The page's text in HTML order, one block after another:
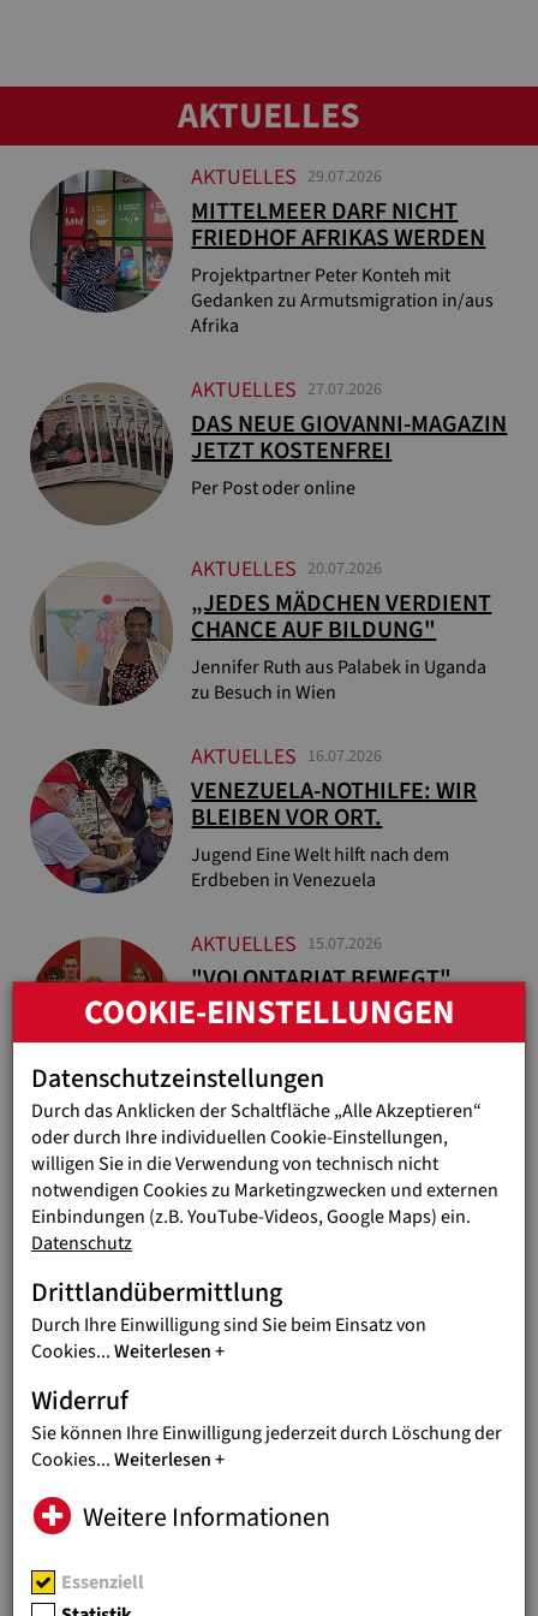
AKTUELLES
AKTUELLES 29.07.2026
MITTELMEER DARF NICHT
FRIEDHOF AFRIKAS WERDEN
Projektpartner Peter Konteh mit
Gedanken zu Armutsmigration in/aus
Afrika
AKTUELLES 27.07.2026
DAS NEUE GIOVANNI-MAGAZIN
JETZT KOSTENFREI
Per Post oder online
AKTUELLES 20.07.2026
„JEDES MÄDCHEN VERDIENT
CHANCE AUF BILDUNG"
Jennifer Ruth aus Palabek in Uganda
zu Besuch in Wien
AKTUELLES 16.07.2026
VENEZUELA-NOTHILFE: WIR
BLEIBEN VOR ORT.
Jugend Eine Welt hilft nach dem
Erdbeben in Venezuela
AKTUELLES 15.07.2026
"VOLONTARIAT BEWEGT"
ENTSENDET 24 FREIWILLIGE
Sozialministerin Korinna Schumann
würdigt Engagement junger Menschen.
AKTUELLES 01.07.2026
ERDBEBEN IN VENEZUELA:
WOLFGANG WEDAN VOR ORT
Nothilfe-Koordinator berichtet von
Leid
AKTUELLES
Thema: Wie können Kinderrechte im
digitalen Raum wirksam geschützt
COOKIE-EINSTELLUNGEN
Datenschutzeinstellungen
Durch das Anklicken der Schaltfläche „Alle Akzeptieren“
oder durch Ihre individuellen Cookie-Einstellungen,
willigen Sie in die Verwendung von technisch nicht
notwendigen Cookies zu Marketingzwecken und externen
Einbindungen (z.B. YouTube-Videos, Google Maps) ein.
Datenschutz
Drittlandübermittlung
Durch Ihre Einwilligung sind Sie beim Einsatz von
Cookies...Weiterlesen
Widerruf
Sie können Ihre Einwilligung jederzeit durch Löschung der
Cookies...Weiterlesen
Weitere Informationen
Essenziell